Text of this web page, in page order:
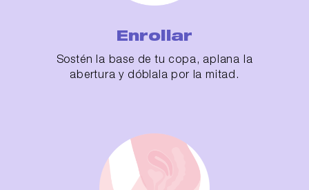
Enrollar
Sostén la base de tu copa, aplana la
abertura y dóblala por la mitad.